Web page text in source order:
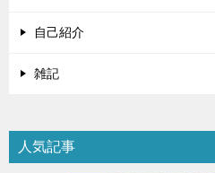
自己紹介
雑記
人気記事